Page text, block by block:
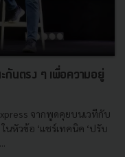
กันตรง ๆ เพื่อความอยู่
จากพูดคุยบนเวทีกับ
นหัวข้อ ‘แชร์เทคนิค ‘ปรับ